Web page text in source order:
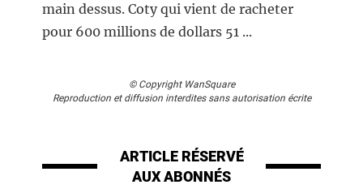
main dessus. Coty qui vient de racheter
pour 600 millions de dollars 51 ...
© Copyright WanSquare
Reproduction et diffusion interdites sans autorisation écrite
ARTICLE RÉSERVÉ
AUX ABONNÉS